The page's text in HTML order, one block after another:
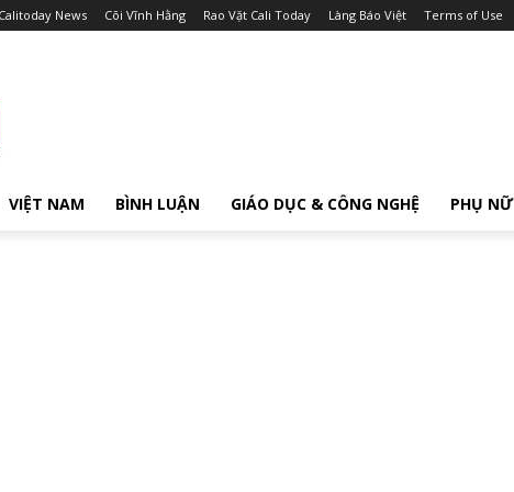
Calitoday News Cõi Vĩnh Hằng Rao Vặt Cali Today Làng Báo Việt Terms of Use
VIỆT NAM BÌNH LUẬN GIÁO DỤC & CÔNG NGHỆ PHỤ NỮ